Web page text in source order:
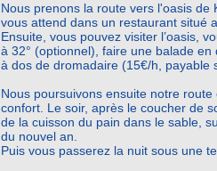
Nous prenons la route vers l'oasis de
vous attend dans un restaurant situé
Ensuite, vous pouvez visiter l’oasis,
à 32° (optionnel), faire une balade
à dos de dromadaire (15€/h, payable
Nous poursuivons ensuite notre
confort. Le soir, après le coucher de
de la cuisson du pain dans le sable,
du nouvel an.
Puis vous passerez la nuit sous une